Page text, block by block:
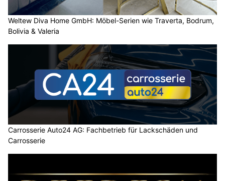
Weltew Diva Home GmbH: Möbel-Serien wie Traverta, Bodrum,
Bolivia & Valeria
Carrosserie Auto24 AG: Fachbetrieb für Lackschäden und
Carrosserie